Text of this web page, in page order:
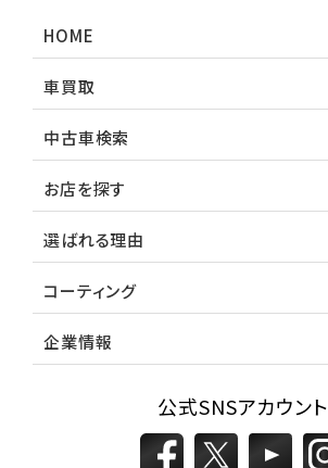
HOME
車買取
中古車検索
お店を探す
選ばれる理由
コーティング
企業情報
公式SNSアカウント